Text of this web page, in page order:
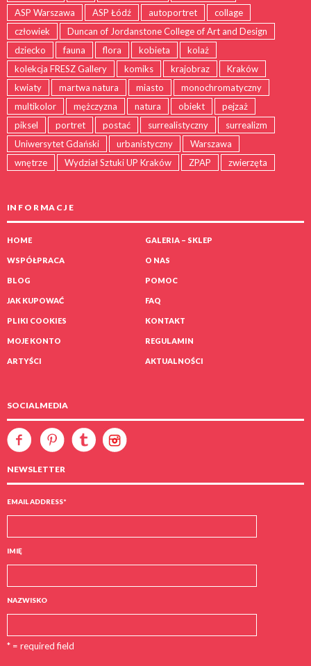
ASP Warszawa
ASP Łódź autoportret
collage
człowiek
Duncan of Jordanstone College of Art and Design
dziecko
fauna flora kobieta
kolaż
kolekcja FRESZ Gallery
komiks krajobraz
Kraków
kwiaty
martwa natura miasto
monochromatyczny
multikolor
mężczyzna natura obiekt
pejzaż
piksel
portret postać surrealistyczny
surrealizm
Uniwersytet Gdański
urbanistyczny
Warszawa
wnętrze
Wydział Sztuki UP Kraków ZPAP zwierzęta
IN F O R MA C J E
HOME GALERIA – SKLEP
WSPÓŁPRACA O NAS
BLOG POMOC
JAK KUPOWAĆ FAQ
PLIKI COOKIES KONTAKT
MOJE KONTO REGULAMIN
ARTYŚCI AKTUALNOŚCI
SOCIALMEDIA
NEWSLETTER
EMAIL ADDRESS*
IMIĘ
NAZWISKO
* = required field